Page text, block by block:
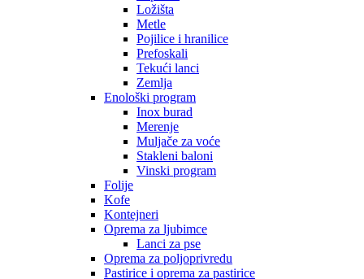
Ložišta
Metle
Pojilice i hranilice
Prefoskali
Tekući lanci
Zemlja
Enološki program
Inox burad
Merenje
Muljače za voće
Stakleni baloni
Vinski program
Folije
Kofe
Kontejneri
Oprema za ljubimce
Lanci za pse
Oprema za poljoprivredu
Pastirice i oprema za pastirice